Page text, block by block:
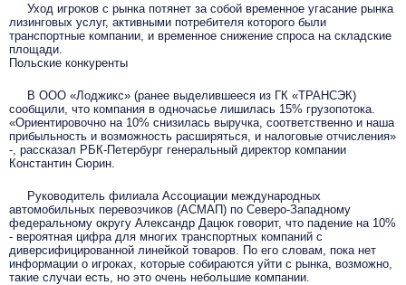
Уход игроков с рынка потянет за собой временное угасание рынка
лизинговых услуг, активными потребителя которого были
транспортные компании, и временное снижение спроса на складские
площади.
Польские конкуренты
В ООО «Лоджикс» (ранее выделившееся из ГК «ТРАНСЭК)
сообщили, что компания в одночасье лишилась 15% грузопотока.
«Ориентировочно на 10% снизилась выручка, соответственно и наша
прибыльность и возможность расширяться, и налоговые отчисления»
-, рассказал РБК-Петербург генеральный директор компании
Константин Сюрин.
Руководитель филиала Ассоциации международных
автомобильных перевозчиков (АСМАП) по Северо-Западному
федеральному округу Александр Дацюк говорит, что падение на 10%
- вероятная цифра для многих транспортных компаний с
диверсифицированной линейкой товаров. По его словам, пока нет
информации о игроках, которые собираются уйти с рынка, возможно,
такие случаи есть, но это очень небольшие компании.